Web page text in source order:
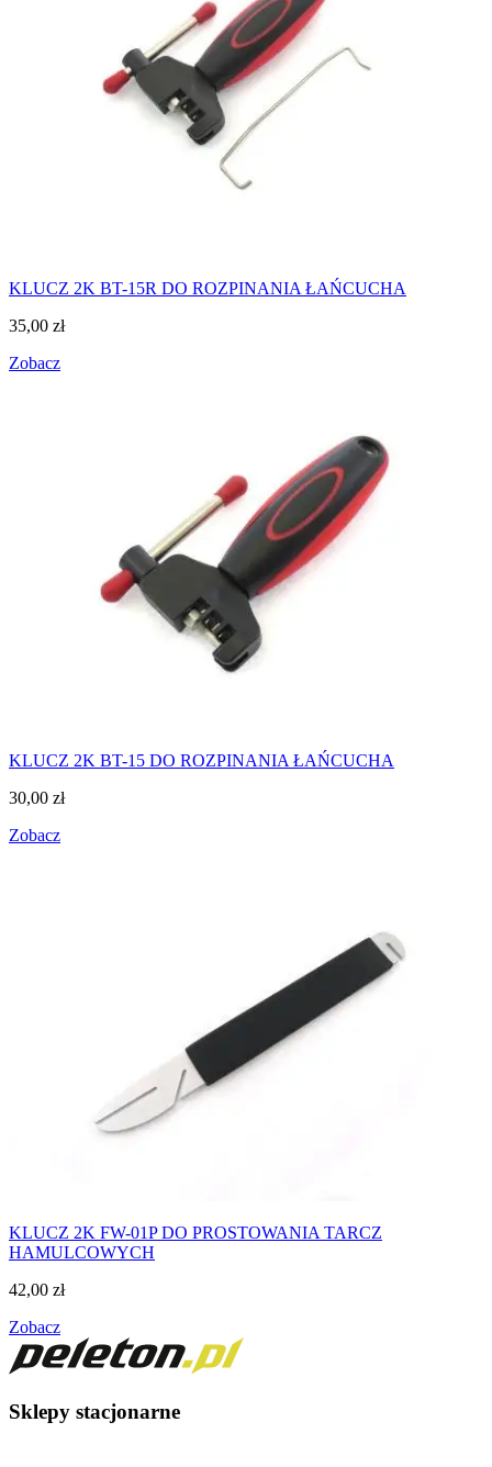
KLUCZ 2K BT-15R DO ROZPINANIA ŁAŃCUCHA
35,00 zł
Zobacz
KLUCZ 2K BT-15 DO ROZPINANIA ŁAŃCUCHA
30,00 zł
Zobacz
KLUCZ 2K FW-01P DO PROSTOWANIA TARCZ
HAMULCOWYCH
42,00 zł
Zobacz
Sklepy stacjonarne